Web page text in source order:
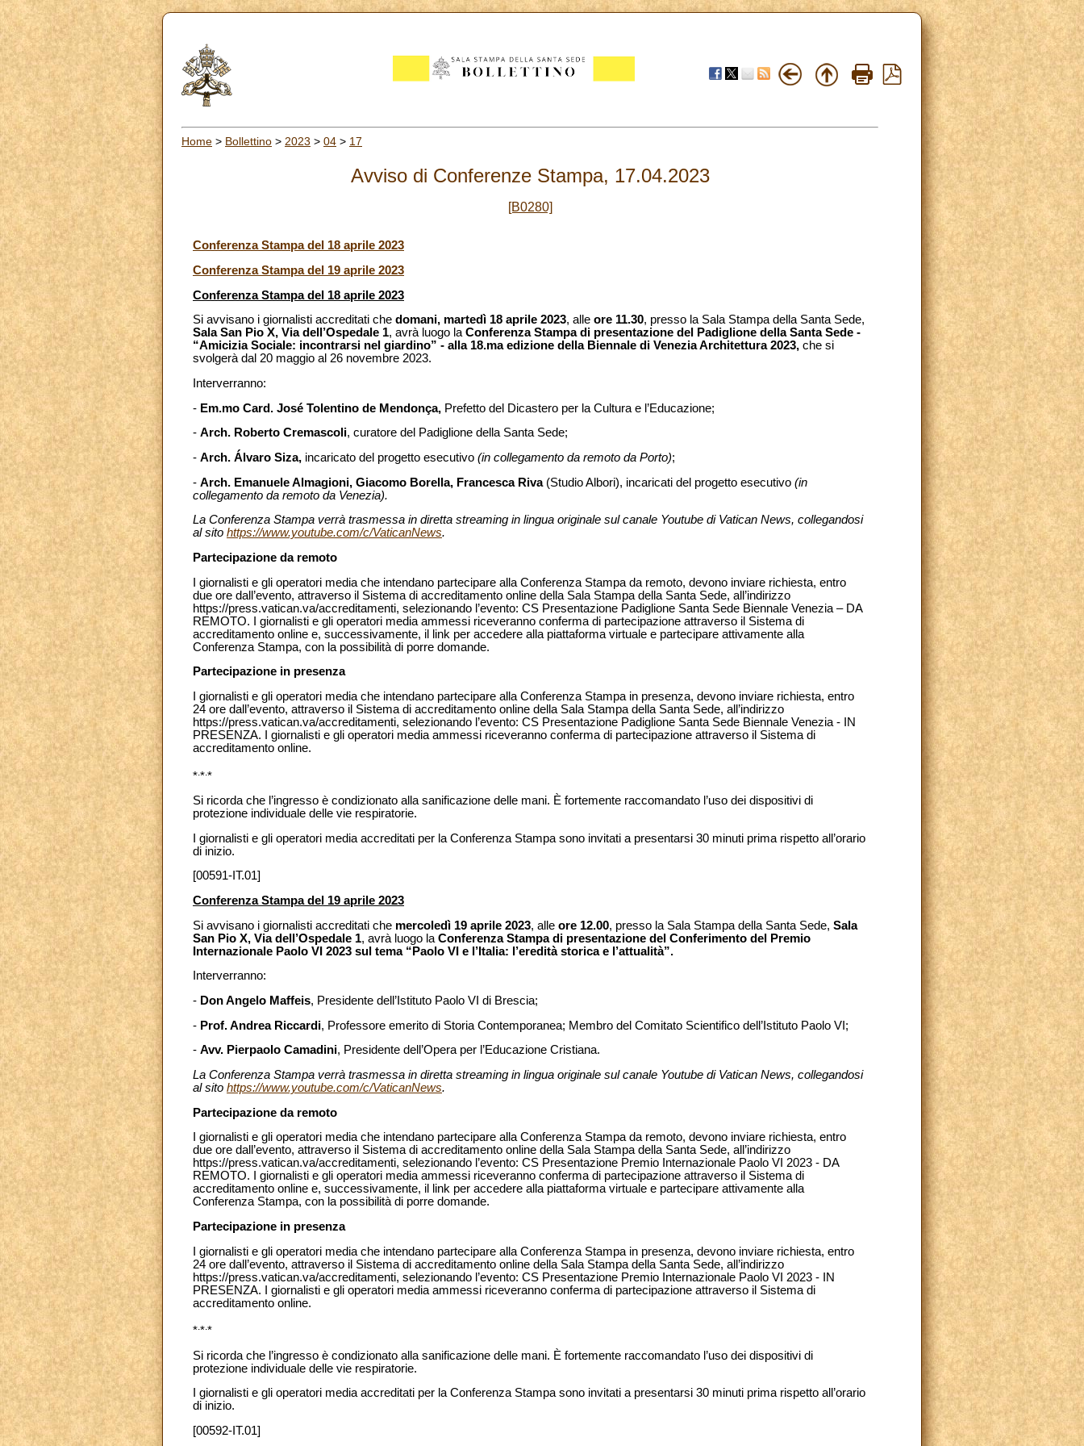
Home > Bollettino > 2023 > 04 > 17
Avviso di Conferenze Stampa, 17.04.2023
[B0280]
Conferenza Stampa del 18 aprile 2023
Conferenza Stampa del 19 aprile 2023
Conferenza Stampa del 18 aprile 2023
Si avvisano i giornalisti accreditati che domani, martedì 18 aprile 2023, alle ore 11.30, presso la Sala Stampa della Santa Sede,
Sala San Pio X, Via dell’Ospedale 1, avrà luogo laConferenza Stampa di presentazione del Padiglione della Santa Sede -
“Amicizia Sociale: incontrarsi nel giardino” - alla 18.ma edizione della Biennale di Venezia Architettura 2023, che si
svolgerà dal 20 maggio al 26 novembre 2023.
Interverranno:
- Em.mo Card. José Tolentino de Mendonça, Prefetto del Dicastero per la Cultura e l’Educazione;
- Arch. Roberto Cremascoli, curatore del Padiglione della Santa Sede;
- Arch. Álvaro Siza, incaricato del progetto esecutivo (in collegamento da remoto da Porto);
- Arch. Emanuele Almagioni, Giacomo Borella, Francesca Riva (Studio Albori), incaricati del progetto esecutivo (in
collegamento da remoto da Venezia).
La Conferenza Stampa verrà trasmessa in diretta streaming in lingua originale sul canale Youtube di Vatican News, collegandosi
al sito https://www.youtube.com/c/VaticanNews.
Partecipazione da remoto
I giornalisti e gli operatori media che intendano partecipare alla Conferenza Stampa da remoto, devono inviare richiesta, entro
due ore dall’evento, attraverso il Sistema di accreditamento online della Sala Stampa della Santa Sede, all’indirizzo
https://press.vatican.va/accreditamenti, selezionando l’evento: CS Presentazione Padiglione Santa Sede Biennale Venezia – DA
REMOTO. I giornalisti e gli operatori media ammessi riceveranno conferma di partecipazione attraverso il Sistema di
accreditamento online e, successivamente, il link per accedere alla piattaforma virtuale e partecipare attivamente alla
Conferenza Stampa, con la possibilità di porre domande.
Partecipazione in presenza
I giornalisti e gli operatori media che intendano partecipare alla Conferenza Stampa in presenza, devono inviare richiesta, entro
24 ore dall’evento, attraverso il Sistema di accreditamento online della Sala Stampa della Santa Sede, all’indirizzo
https://press.vatican.va/accreditamenti, selezionando l’evento: CS Presentazione Padiglione Santa Sede Biennale Venezia - IN
PRESENZA. I giornalisti e gli operatori media ammessi riceveranno conferma di partecipazione attraverso il Sistema di
accreditamento online.
***
Si ricorda che l’ingresso è condizionato alla sanificazione delle mani. È fortemente raccomandato l’uso dei dispositivi di
protezione individuale delle vie respiratorie.
I giornalisti e gli operatori media accreditati per la Conferenza Stampa sono invitati a presentarsi 30 minuti prima rispetto all’orario
di inizio.
[00591-IT.01]
Conferenza Stampa del 19 aprile 2023
Si avvisano i giornalisti accreditati che mercoledì 19 aprile 2023, alle ore 12.00, presso la Sala Stampa della Santa Sede, Sala
San Pio X, Via dell’Ospedale 1, avrà luogo la Conferenza Stampa di presentazione del Conferimento del Premio
Internazionale Paolo VI 2023 sul tema “Paolo VI e l’Italia: l’eredità storica e l’attualità”.
Interverranno:
- Don Angelo Maffeis, Presidente dell’Istituto Paolo VI di Brescia;
- Prof. Andrea Riccardi, Professore emerito di Storia Contemporanea; Membro del Comitato Scientifico dell’Istituto Paolo VI;
- Avv. Pierpaolo Camadini, Presidente dell’Opera per l’Educazione Cristiana.
La Conferenza Stampa verrà trasmessa in diretta streaming in lingua originale sul canale Youtube di Vatican News, collegandosi
al sito https://www.youtube.com/c/VaticanNews.
Partecipazione da remoto
I giornalisti e gli operatori media che intendano partecipare alla Conferenza Stampa da remoto, devono inviare richiesta, entro
due ore dall’evento, attraverso il Sistema di accreditamento online della Sala Stampa della Santa Sede, all’indirizzo
https://press.vatican.va/accreditamenti, selezionando l’evento: CS Presentazione Premio Internazionale Paolo VI 2023 - DA
REMOTO. I giornalisti e gli operatori media ammessi riceveranno conferma di partecipazione attraverso il Sistema di
accreditamento online e, successivamente, il link per accedere alla piattaforma virtuale e partecipare attivamente alla
Conferenza Stampa, con la possibilità di porre domande.
Partecipazione in presenza
I giornalisti e gli operatori media che intendano partecipare alla Conferenza Stampa in presenza, devono inviare richiesta, entro
24 ore dall’evento, attraverso il Sistema di accreditamento online della Sala Stampa della Santa Sede, all’indirizzo
https://press.vatican.va/accreditamenti, selezionando l’evento: CS Presentazione Premio Internazionale Paolo VI 2023 - IN
PRESENZA. I giornalisti e gli operatori media ammessi riceveranno conferma di partecipazione attraverso il Sistema di
accreditamento online.
*.*.*
Si ricorda che l’ingresso è condizionato alla sanificazione delle mani. È fortemente raccomandato l’uso dei dispositivi di
protezione individuale delle vie respiratorie.
I giornalisti e gli operatori media accreditati per la Conferenza Stampa sono invitati a presentarsi 30 minuti prima rispetto all’orario
di inizio.
[00592-IT.01]